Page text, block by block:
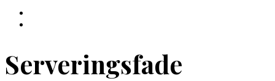
Serveringsfade